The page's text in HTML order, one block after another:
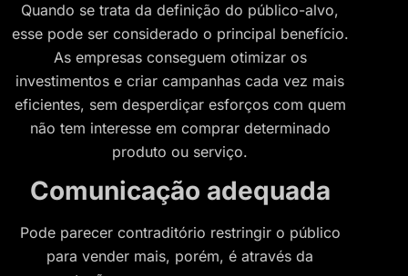
Quando se trata da definição do público-alvo,
esse pode ser considerado o principal benefício.
As empresas conseguem otimizar os
investimentos e criar campanhas cada vez mais
eficientes, sem desperdiçar esforços com quem
não tem interesse em comprar determinado
produto ou serviço.
Comunicação adequada
Pode parecer contraditório restringir o público
para vender mais, porém, é através da